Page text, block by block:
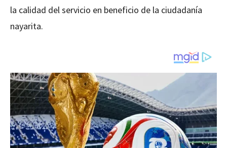
la calidad del servicio en beneficio de la ciudadanía
nayarita.